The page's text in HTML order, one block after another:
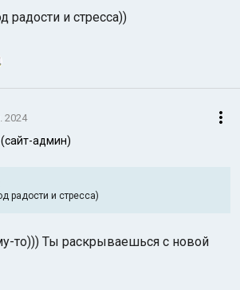
радости и стресса))
2024
(сайт-админ)
радости и стресса)
то))) Ты раскрываешься с новой